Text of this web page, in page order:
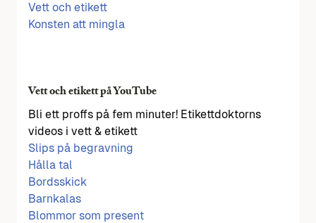
Vett och etikett
Konsten att mingla
Vett och etikett på YouTube
Bli ett proffs på fem minuter! Etikettdoktorns
videos i vett & etikett
Slips på begravning
Hålla tal
Bordsskick
Barnkalas
Blommor som present